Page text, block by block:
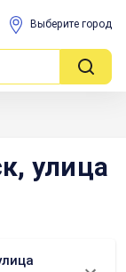
Выберите город
улица